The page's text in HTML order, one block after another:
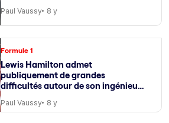
Paul Vaussy 8 y
Formule 1
Lewis Hamilton admet
publiquement de grandes
difficultés autour de son ingénieur
Paul Vaussy 8 y